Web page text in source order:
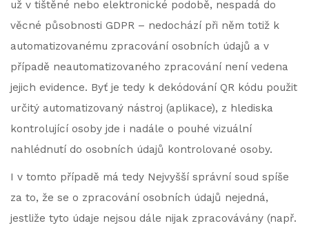
už v tištěné nebo elektronické podobě, nespadá do
věcné působnosti GDPR – nedochází při něm totiž k
automatizovanému zpracování osobních údajů a v
případě neautomatizovaného zpracování není vedena
jejich evidence. Byť je tedy k dekódování QR kódu použit
určitý automatizovaný nástroj (aplikace), z hlediska
kontrolující osoby jde i nadále o pouhé vizuální
nahlédnutí do osobních údajů kontrolované osoby.
I v tomto případě má tedy Nejvyšší správní soud spíše
za to, že se o zpracování osobních údajů nejedná,
jestliže tyto údaje nejsou dále nijak zpracovávány (např.